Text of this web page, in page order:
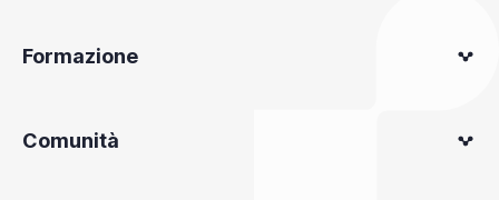
Formazione
Comunità